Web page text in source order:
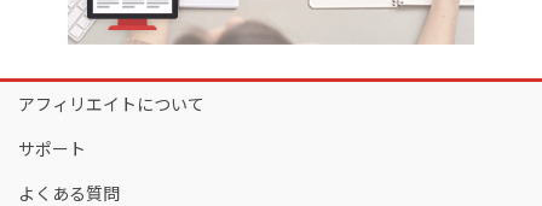
アフィリエイトについて
サポート
よくある質問